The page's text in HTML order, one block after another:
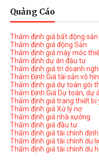
Quảng Cáo
Thẩm định giá bất động sản
Thẩm định giá động Sản
Thẩm định giá máy móc
Thẩm định dự án đầu tư
Thẩm định giá tri doanh
Thẩm Định Giá tài sản vô
Thẩm định giá dự toán gói
Thẩm Định Giá Dự toán, dự
Thẩm định giá trang thiết bị
Thẩm định giá Xử lý nợ
Thẩm định giá nhà xưởng
Thẩm định giá đầu tư
Thẩm định giá tài chính
Thẩm định giá tài chính du
Thẩm định giá tài chính du